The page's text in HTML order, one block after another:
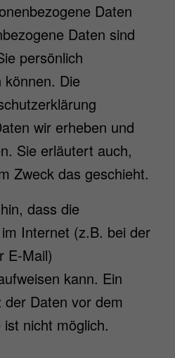
Daten
Daten sind
persönlich
Die
wir erheben und
Sie erläutert auch,
Zweck das geschieht.
dass die
Internet (z.B. bei der
E-Mail)
kann. Ein
Daten vor dem
nicht möglich.